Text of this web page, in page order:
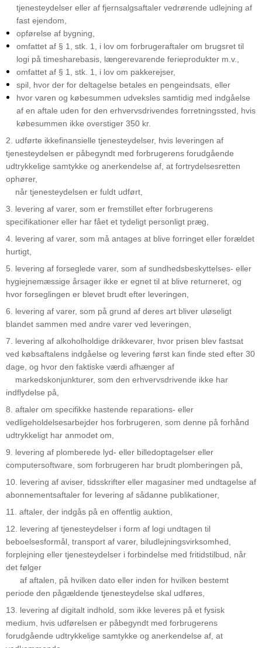
tjenesteydelser eller af fjernsalgsaftaler vedrørende udlejning af
fast ejendom,
opførelse af bygning,
omfattet af § 1, stk. 1, i lov om forbrugeraftaler om brugsret til
logi på timesharebasis, længerevarende ferieprodukter m.v.,
omfattet af § 1, stk. 1, i lov om pakkerejser,
spil, hvor der for deltagelse betales en pengeindsats, eller
hvor varen og købesummen udveksles samtidig med indgåelse
af en aftale uden for den erhvervsdrivendes forretningssted, hvis
købesummen ikke overstiger 350 kr.
2. udførte ikkefinansielle tjenesteydelser, hvis leveringen af
tjenesteydelsen er påbegyndt med forbrugerens forudgående
udtrykkelige samtykke og anerkendelse af, at fortrydelsesretten
ophører,
når tjenesteydelsen er fuldt udført,
3. levering af varer, som er fremstillet efter forbrugerens
specifikationer eller har fået et tydeligt personligt præg,
4. levering af varer, som må antages at blive forringet eller forældet
hurtigt,
5. levering af forseglede varer, som af sundhedsbeskyttelses- eller
hygiejnemæssige årsager ikke er egnet til at blive returneret, og
hvor forseglingen er blevet brudt efter leveringen,
6. levering af varer, som på grund af deres art bliver uløseligt
blandet sammen med andre varer ved leveringen,
7. levering af alkoholholdige drikkevarer, hvor prisen blev fastsat
ved købsaftalens indgåelse og levering først kan finde sted efter 30
dage, og hvor den faktiske værdi afhænger af
markedskonjunkturer, som den erhvervsdrivende ikke har
indflydelse på,
8. aftaler om specifikke hastende reparations- eller
vedligeholdelsesarbejder hos forbrugeren, som denne på forhånd
udtrykkeligt har anmodet om,
9. levering af plomberede lyd- eller billedoptagelser eller
computersoftware, som forbrugeren har brudt plomberingen på,
10. levering af aviser, tidsskrifter eller magasiner med undtagelse af
abonnementsaftaler for levering af sådanne publikationer,
11. aftaler, der indgås på en offentlig auktion,
12. levering af tjenesteydelser i form af logi undtagen til
beboelsesformål, transport af varer, biludlejningsvirksomhed,
forplejning eller tjenesteydelser i forbindelse med fritidstilbud, når
det følger
af aftalen, på hvilken dato eller inden for hvilken bestemt
periode den pågældende tjenesteydelse skal udføres,
13. levering af digitalt indhold, som ikke leveres på et fysisk
medium, hvis udførelsen er påbegyndt med forbrugerens
forudgående udtrykkelige samtykke og anerkendelse af, at